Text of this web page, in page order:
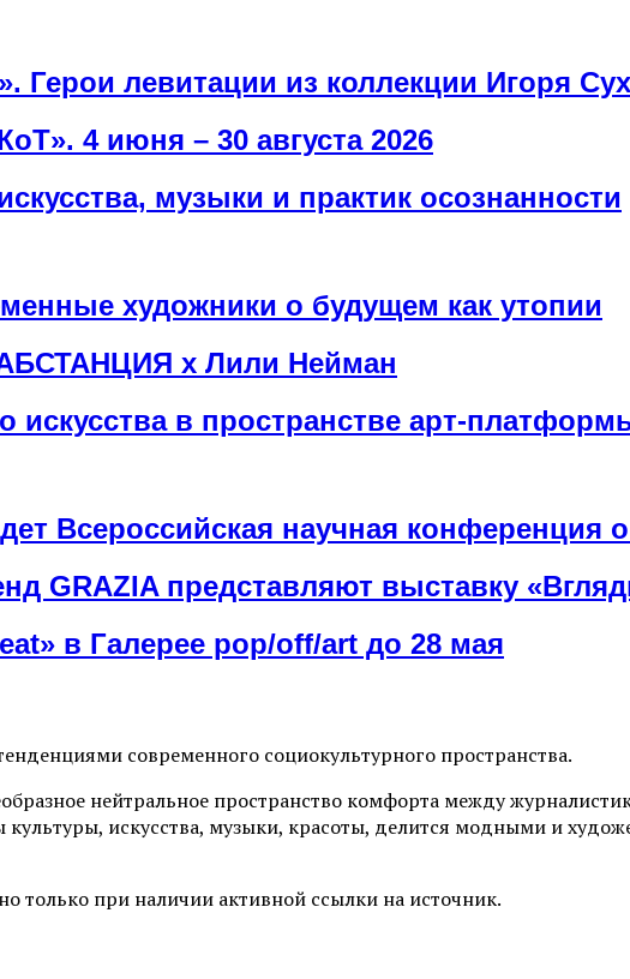
Герои левитации из коллекции Игоря
4 июня – 30 августа 2026
музыки и практик осознанности
художники о будущем как утопии
х Лили Нейман
в пространстве арт-
Всероссийская научная конференция
GRAZIA представляют выставку
в Галерее pop/off/art до 28 мая
современного социокультурного пространства.
нейтральное пространство комфорта между
искусства, музыки, красоты, делится модными и
только при наличии активной ссылки на источник.